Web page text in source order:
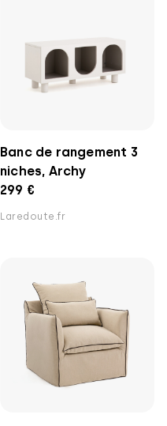
Banc de rangement 3
niches, Archy
299 €
Laredoute.fr